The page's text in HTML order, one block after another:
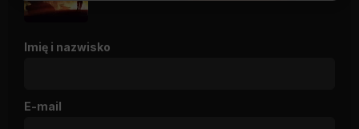
Imię i nazwisko
E-mail